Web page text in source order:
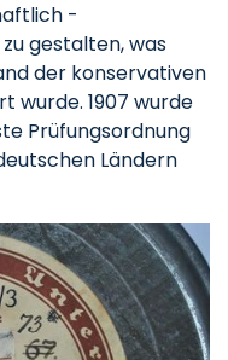
-
gestalten, was
der konservativen
wurde. 1907 wurde
Prüfungsordnung
Ländern